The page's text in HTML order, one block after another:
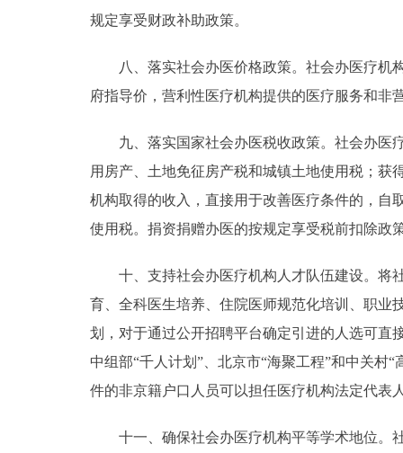
规定享受财政补助政策。
八、落实社会办医价格政策。社会办医疗机构
府指导价，营利性医疗机构提供的医疗服务和非
九、落实国家社会办医税收政策。社会办医疗
用房产、土地免征房产税和城镇土地使用税；
机构取得的收入，直接用于改善医疗条件的，自
使用税。捐资捐赠办医的按规定享受税前扣除政
十、支持社会办医疗机构人才队伍建设。将社
育、全科医生培养、住院医师规范化培训、职业
划，对于通过公开招聘平台确定引进的人选可直
中组部“千人计划”、北京市“海聚工程”和中关村
件的非京籍户口人员可以担任医疗机构法定代表
十一、确保社会办医疗机构平等学术地位。社